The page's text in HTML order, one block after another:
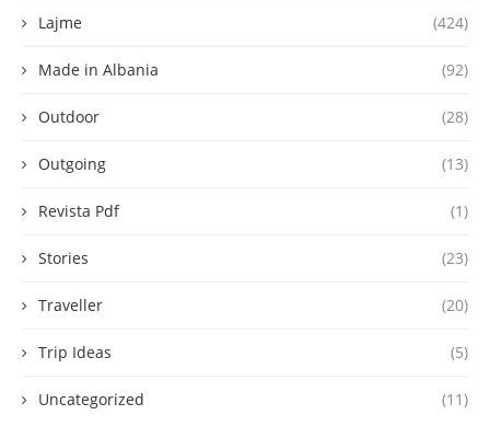
Lajme (424)
Made in Albania (92)
Outdoor (28)
Outgoing (13)
Revista Pdf (1)
Stories (23)
Traveller (20)
Trip Ideas (5)
Uncategorized (11)